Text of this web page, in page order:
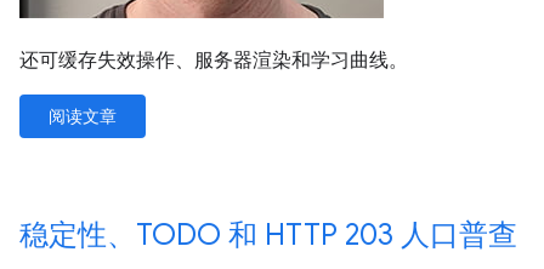
还可缓存失效操作、服务器渲染和学习曲线。
阅读文章
稳定性、TODO 和 HTTP 203 人口普查